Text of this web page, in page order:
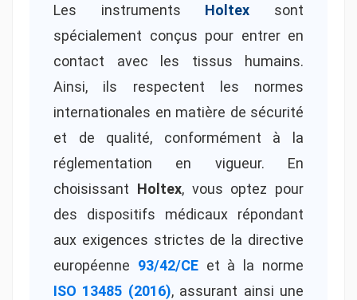
Les instruments Holtex sont
spécialement conçus pour entrer en
contact avec les tissus humains.
Ainsi, ils respectent les normes
internationales en matière de sécurité
et de qualité, conformément à la
réglementation en vigueur. En
choisissant Holtex, vous optez pour
des dispositifs médicaux répondant
aux exigences strictes de la directive
européenne 93/42/CEet à la norme
ISO 13485 (2016), assurant ainsi une